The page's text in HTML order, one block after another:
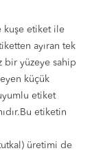
kuşe etiket ile
ayıran tek
bir yüzeye sahip
küçük
etiket
etiketin
üretimi de